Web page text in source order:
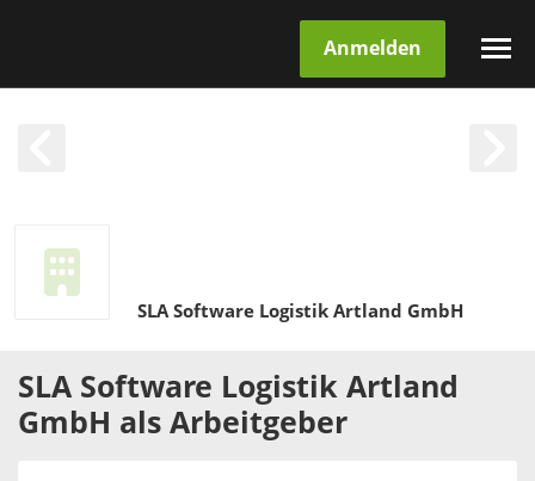
Anmelden
SLA Software Logistik Artland GmbH
SLA Software Logistik Artland
GmbH als Arbeitgeber